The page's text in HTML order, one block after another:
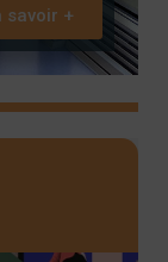
savoir +